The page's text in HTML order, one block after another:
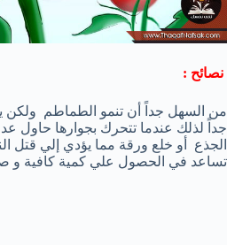
نصائح :
من السهل جداً أن تنمو الطماطم
جداً لذلك عندما تتحرك بجوارها حاول
الجذع أو خلع ورقة مما يؤدي إلي قتل
تساعد في الحصول علي كمية كافية و